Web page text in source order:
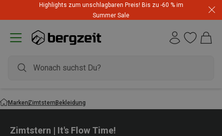
Highlights zum unschlagbaren Preis! Bis zu -60 % im
Summer Sale
MarkenZimtsternBekleidung
Zimtstern | It's Flow Time!